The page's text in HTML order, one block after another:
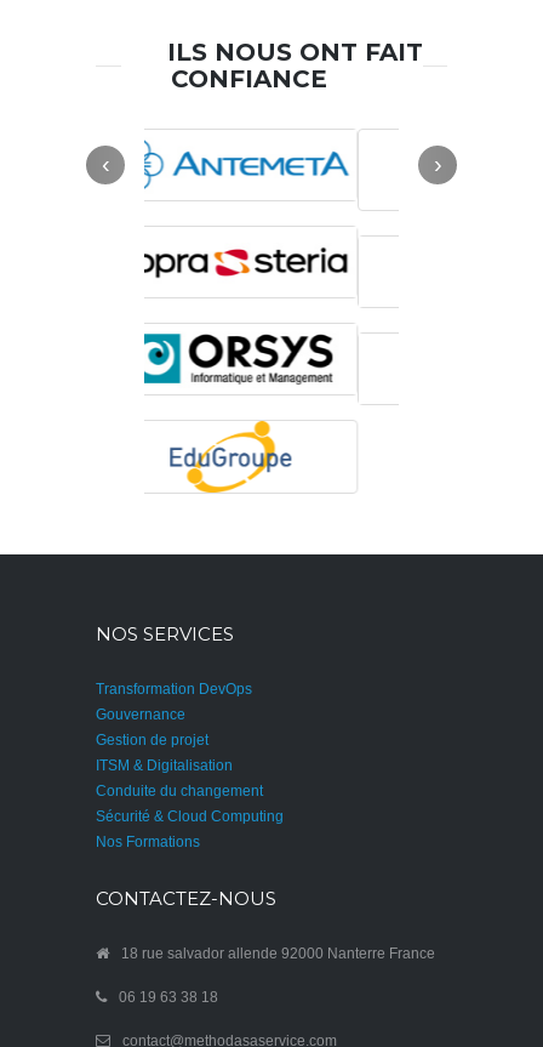
ILS NOUS ONT FAIT
CONFIANCE
‹ ›
NOS SERVICES
Transformation DevOps
Gouvernance
Gestion de projet
ITSM & Digitalisation
Conduite du changement
Sécurité & Cloud Computing
Nos Formations
CONTACTEZ-NOUS
18 rue salvador allende 92000 Nanterre France
06 19 63 38 18
contact@methodasaservice.com